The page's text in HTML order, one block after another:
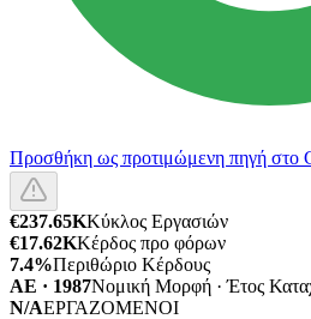
Προσθήκη ως προτιμώμενη πηγή στο
€237.65KΚύκλος Εργασιών
€17.62KΚέρδος προ φόρων
7.4%Περιθώριο Κέρδους
ΑΕ · 1987Νομική Μορφή · Έτος
N/AΕΡΓΑΖΟΜΕΝΟΙ